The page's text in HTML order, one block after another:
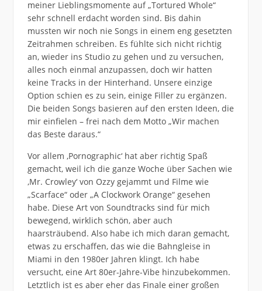
meiner Lieblingsmomente auf „Tortured Whole“
sehr schnell erdacht worden sind. Bis dahin
mussten wir noch nie Songs in einem eng gesetzten
Zeitrahmen schreiben. Es fühlte sich nicht richtig
an, wieder ins Studio zu gehen und zu versuchen,
alles noch einmal anzupassen, doch wir hatten
keine Tracks in der Hinterhand. Unsere einzige
Option schien es zu sein, einige Filler zu ergänzen.
Die beiden Songs basieren auf den ersten Ideen, die
mir einfielen – frei nach dem Motto „Wir machen
das Beste daraus.“
Vor allem ‚Pornographic‘ hat aber richtig Spaß
gemacht, weil ich die ganze Woche über Sachen wie
,Mr. Crowley‘ von Ozzy gejammt und Filme wie
„Scarface“ oder „A Clockwork Orange“ gesehen
habe. Diese Art von Soundtracks sind für mich
bewegend, wirklich schön, aber auch
haarsträubend. Also habe ich mich daran gemacht,
etwas zu erschaffen, das wie die Bahngleise in
Miami in den 1980er Jahren klingt. Ich habe
versucht, eine Art 80er-Jahre-Vibe hinzubekommen.
Letztlich ist es aber eher das Finale einer großen